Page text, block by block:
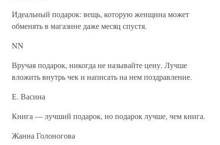
Идеальный подарок: вещь, которую женщина может
обменять в магазине даже месяц спустя.
NN
Вручая подарок, никогда не называйте цену. Лучше
вложить внутрь чек и написать на нем поздравление.
Е. Васина
Книга — лучший подарок, но подарок лучше, чем книга.
Жанна Голоногова